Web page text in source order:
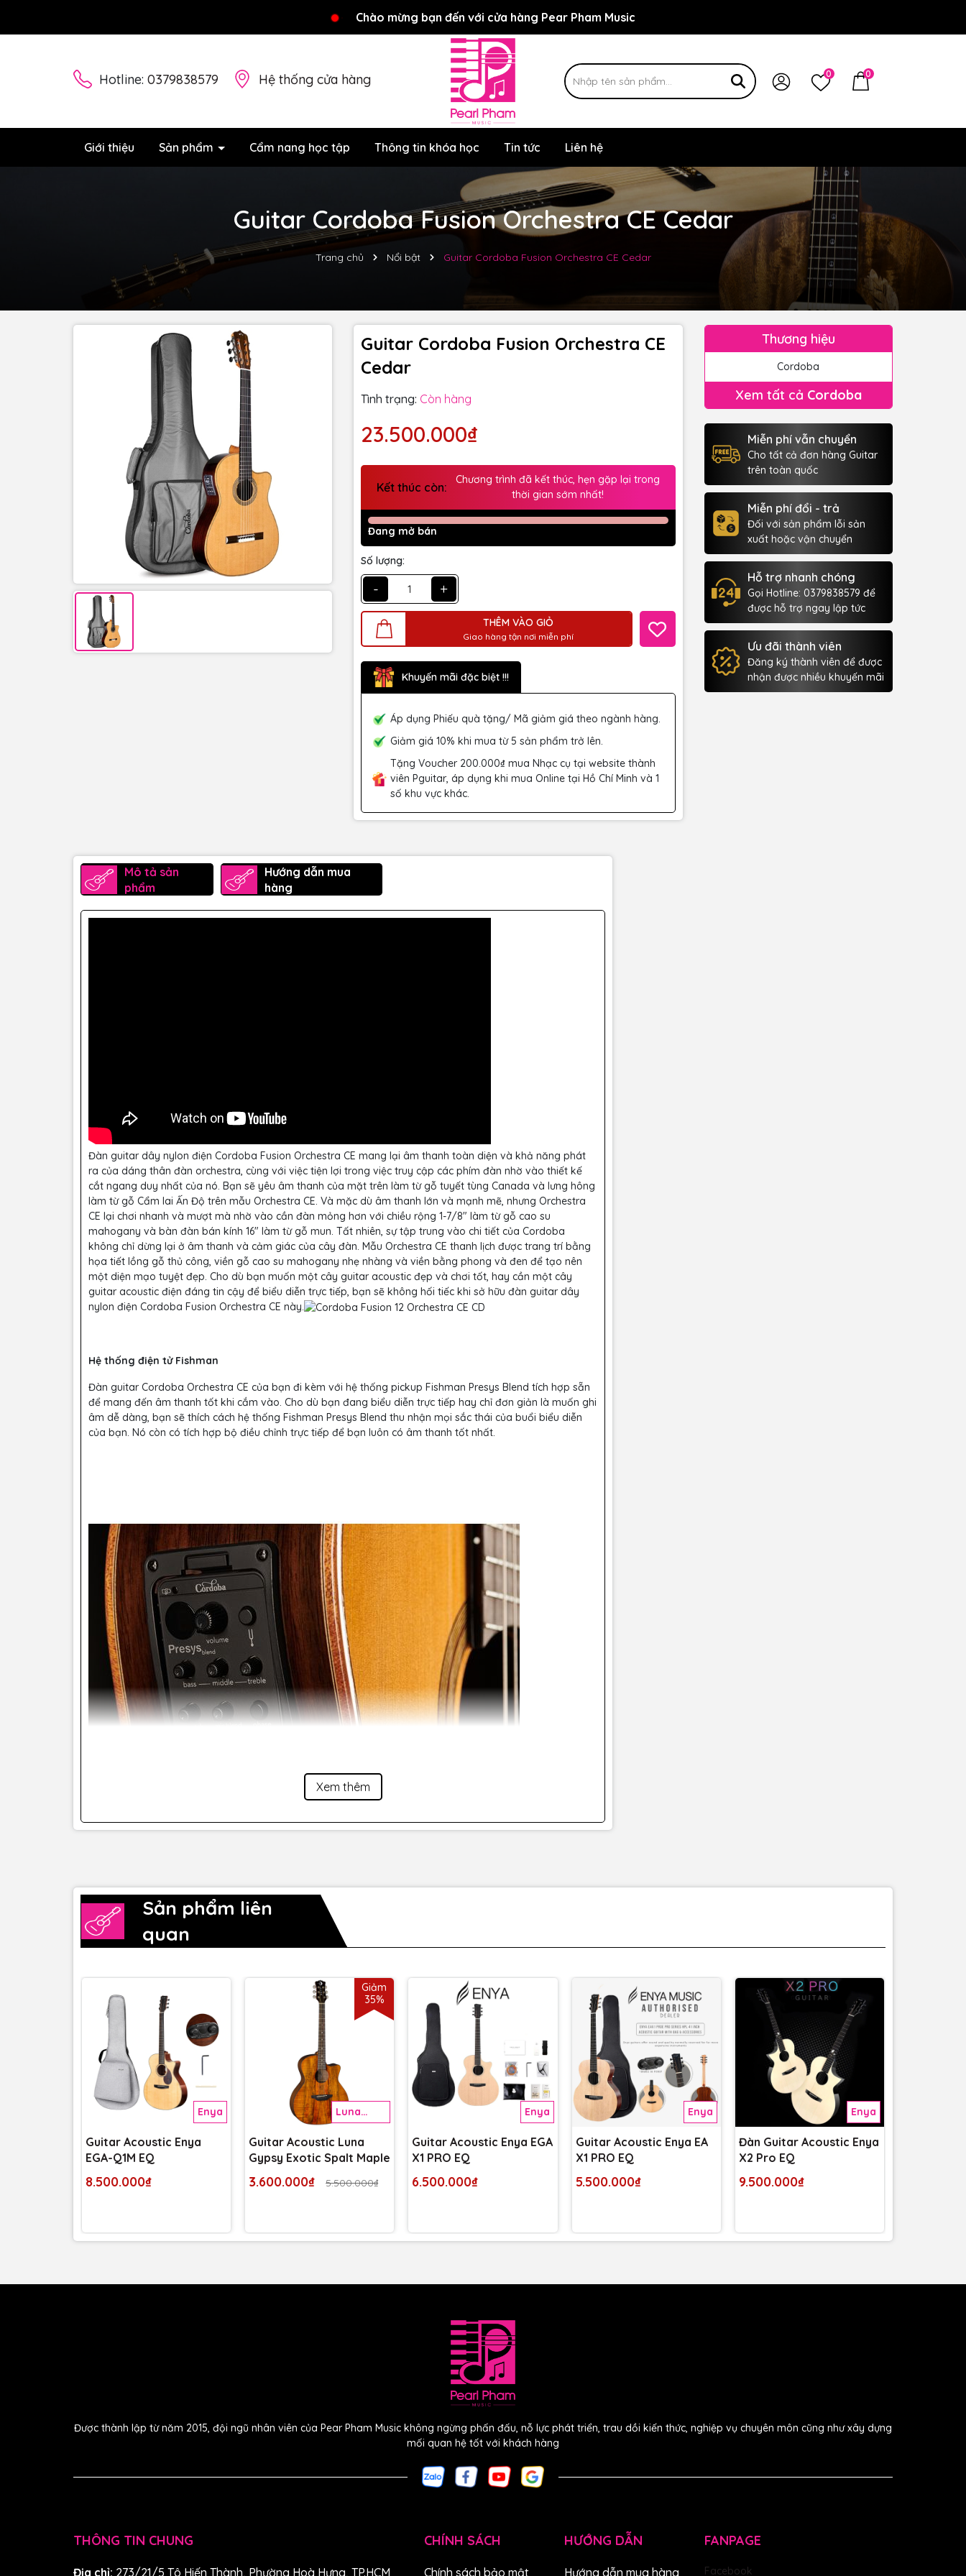
Chào mừng bạn đến với cửa hàng Pear Pham Music
Rất nhiều ưu đãi và chương trình khuyến mãi đang chờ đợi bạn
Hotline: 0379838579 Hệ thống cửa hàng 0 0
Giới thiệu Sản phẩm Cẩm nang học tập Thông tin khóa học Tin tức Liên hệ
Guitar Cordoba Fusion Orchestra CE Cedar
Trang chủ Nổi bật Guitar Cordoba Fusion Orchestra CE Cedar
Guitar Cordoba Fusion Orchestra CE
Cedar
Tình trạng: Còn hàng
23.500.000₫
Kết thúc còn:
Chương trình đã kết thúc, hẹn gặp lại trong
thời gian sớm nhất!
Đang mở bán
Số lượng:
- +
THÊM VÀO GIỎ
Giao hàng tận nơi miễn phí
Khuyến mãi đặc biệt !!!
Áp dụng Phiếu quà tặng/ Mã giảm giá theo ngành hàng.
Giảm giá 10% khi mua từ 5 sản phẩm trở lên.
Tặng Voucher 200.000₫ mua Nhạc cụ tại website thành
viên Pguitar, áp dụng khi mua Online tại Hồ Chí Minh và 1
số khu vực khác.
Thương hiệu
Cordoba
Xem tất cả Cordoba
Miễn phí vẫn chuyển
Cho tất cả đơn hàng Guitar
trên toàn quốc
Miễn phí đổi - trả
Đối với sản phẩm lỗi sản
xuất hoặc vận chuyển
Hỗ trợ nhanh chóng
Gọi Hotline: 0379838579 để
được hỗ trợ ngay lập tức
Ưu đãi thành viên
Đăng ký thành viên để được
nhận được nhiều khuyến mãi
Mô tả sản
phẩm
Hướng dẫn mua
hàng
Đàn guitar dây nylon điện Cordoba Fusion Orchestra CE mang lại âm thanh toàn diện và khả năng phát
ra của dáng thân đàn orchestra, cùng với việc tiện lợi trong việc truy cập các phím đàn nhờ vào thiết kế
cắt ngang duy nhất của nó. Bạn sẽ yêu âm thanh của mặt trên làm từ gỗ tuyết tùng Canada và lưng hông
làm từ gỗ Cẩm lai Ấn Độ trên mẫu Orchestra CE. Và mặc dù âm thanh lớn và mạnh mẽ, nhưng Orchestra
CE lại chơi nhanh và mượt mà nhờ vào cần đàn mỏng hơn với chiều rộng 1-7/8" làm từ gỗ cao su
mahogany và bàn đàn bán kính 16" làm từ gỗ mun. Tất nhiên, sự tập trung vào chi tiết của Cordoba
không chỉ dừng lại ở âm thanh và cảm giác của cây đàn. Mẫu Orchestra CE thanh lịch được trang trí bằng
họa tiết lồng gỗ thủ công, viền gỗ cao su mahogany nhẹ nhàng và viền bằng phong và đen để tạo nên
một diện mạo tuyệt đẹp. Cho dù bạn muốn một cây guitar acoustic đẹp và chơi tốt, hay cần một cây
guitar acoustic điện đáng tin cậy để biểu diễn trực tiếp, bạn sẽ không hối tiếc khi sở hữu đàn guitar dây
nylon điện Cordoba Fusion Orchestra CE này.
Hệ thống điện tử Fishman
Đàn guitar Cordoba Orchestra CE của bạn đi kèm với hệ thống pickup Fishman Presys Blend tích hợp sẵn
để mang đến âm thanh tốt khi cắm vào. Cho dù bạn đang biểu diễn trực tiếp hay chỉ đơn giản là muốn ghi
âm dễ dàng, bạn sẽ thích cách hệ thống Fishman Presys Blend thu nhận mọi sắc thái của buổi biểu diễn
của bạn. Nó còn có tích hợp bộ điều chỉnh trực tiếp để bạn luôn có âm thanh tốt nhất.
Chất liệu âm thanh cao cấp
Mặc dù đàn guitar Cordoba Orchestra CE thuộc dòng sản phẩm giá rẻ, nhưng Cordoba không gây thiệt
hại về chất liệu chất lượng. Lưng hông làm từ gỗ hồng mộc Ấn Độ tạo nền tảng âm sắc mạnh mẽ cho mặt
gỗ tuyết tùng. Bàn đàn làm từ gỗ mun và cầu đàn làm từ gỗ Cẩm lai Ấn Độ hoàn thiện diện mạo thanh lịch
Dòng đàn guitar Cordoba Orchestra CE Fusion không chỉ đẹp mắt khi nhìn vào, từ họa tiết lồng gỗ thủ
công chi tiết và viền bằng phong đến các phím động bạc với nút làm từ gỗ mun. Và bạn sẽ yêu cách lớp
tiên hàng đầu, và vẻ đẹp tuyệt vời chỉ là một lớp phủ trên đàn.
Xem thêm
Sản phẩm liên
quan
Enya
Guitar Acoustic Enya
EGA-Q1M EQ
8.500.000₫
Giảm
35%
Luna
Guitar
Guitar Acoustic Luna
Gypsy Exotic Spalt Maple
3.600.000₫ 5.500.000₫
Enya
Guitar Acoustic Enya EGA
X1 PRO EQ
6.500.000₫
Enya
Guitar Acoustic Enya EA
X1 PRO EQ
5.500.000₫
Enya
Đàn Guitar Acoustic Enya
X2 Pro EQ
9.500.000₫
Được thành lập từ năm 2015, đội ngũ nhân viên của Pear Pham Music không ngừng phấn đấu, nỗ lực phát triển, trau dồi kiến thức, nghiệp vụ chuyên môn cũng như xây dựng
mối quan hệ tốt với khách hàng
THÔNG TIN CHUNG
Địa chỉ: 273/21/5 Tô Hiến Thành, Phường Hoà Hưng, TP.HCM
CHÍNH SÁCH
Chính sách bảo mật
HƯỚNG DẪN
Hướng dẫn mua hàng
FANPAGE
Facebook